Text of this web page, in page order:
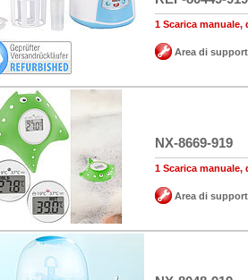
1 Scarica manuale,
Area di
NX-8669-919
1 Scarica manuale,
Area di